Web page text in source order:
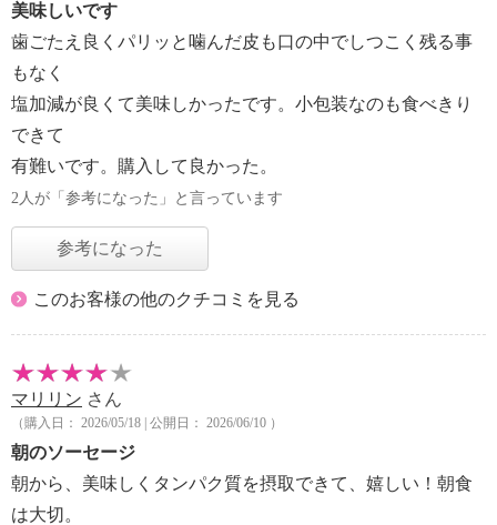
美味しいです
歯ごたえ良くパリッと噛んだ皮も口の中でしつこく残る事
もなく
塩加減が良くて美味しかったです。小包装なのも食べきり
できて
有難いです。購入して良かった。
2人が「参考になった」と言っています
参考になった
このお客様の他のクチコミを見る
マリリン さん
（購入日： 2026/05/18 | 公開日： 2026/06/10 ）
朝のソーセージ
朝から、美味しくタンパク質を摂取できて、嬉しい！朝食
は大切。